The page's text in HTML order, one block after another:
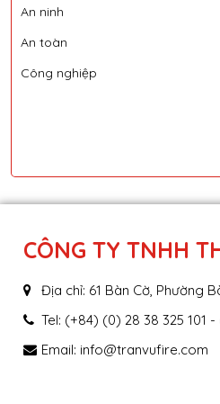
An ninh
An toàn
Công nghiệp
CÔNG TY TNHH
Địa chỉ: 61 Bàn Cờ, Phường
Tel: (+84) (0) 28 38 325 101
Email: info@tranvufire.com